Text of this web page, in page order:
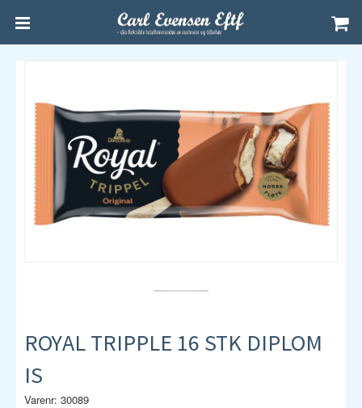
ROYAL TRIPPLE 16 STK DIPLOM
IS
Varenr: 30089